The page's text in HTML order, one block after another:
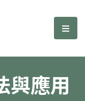
期刊 選
應用